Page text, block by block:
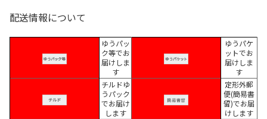
配送情報について
ゆうパッ
ク等でお
届けしま
す
ゆうパケ
ットでお
届けしま
す
チルドゆ
うパック
でお届け
します
定形外郵
便(簡易書
留)でお届
けします